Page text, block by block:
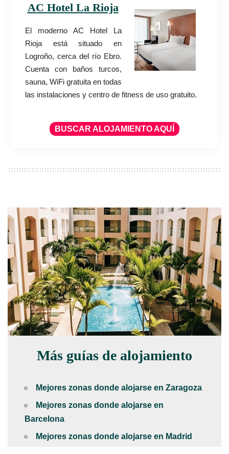
AC Hotel La Rioja
El moderno AC Hotel La
Rioja está situado en
Logroño, cerca del río Ebro.
Cuenta con baños turcos,
sauna, WiFi gratuita en todas
las instalaciones y centro de fitness de uso gratuito.
BUSCAR ALOJAMIENTO AQUÍ
Más guías de alojamiento
Mejores zonas donde alojarse en Zaragoza
Mejores zonas donde alojarse en
Barcelona
Mejores zonas donde alojarse en Madrid